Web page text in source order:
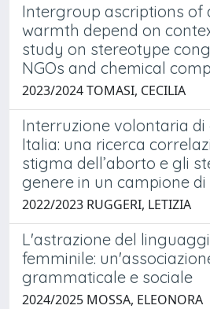
Intergroup ascriptions of
warmth depend on
study on stereotype
NGOs and chemical
2023/2024 TOMASI, CECILIA
Interruzione volontaria
Italia: una ricerca
stigma dell’aborto e gli
genere in un campione
2022/2023 RUGGERI, LETIZIA
L'astrazione del
femminile:
grammaticale e sociale
2024/2025 MOSSA, ELEONORA